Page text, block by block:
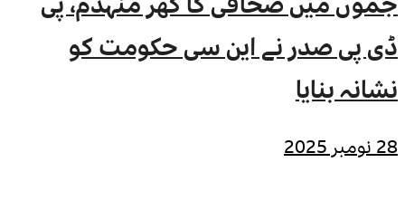
ڈی پی صدر نے این سی حکومت کو
نشانہ بنایا
28 نومبر 2025